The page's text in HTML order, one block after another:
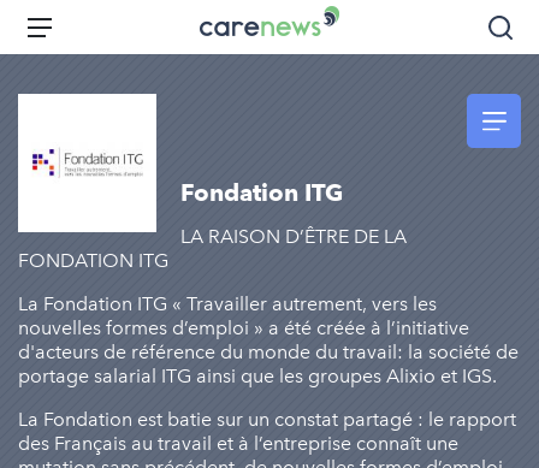
Aller
principal
Carenews,
Le
l'engagement
Menu
Fondation ITG
LA RAISON D’ÊTRE DE LA
FONDATION ITG
La Fondation ITG « Travailler autrement, vers les
nouvelles formes d’emploi » a été créée à l’initiative
d'acteurs de référence du monde du travail: la société de
portage salarial ITG ainsi que les groupes Alixio et IGS.
La Fondation est batie sur un constat partagé : le rapport
des Français au travail et à l’entreprise connaît une